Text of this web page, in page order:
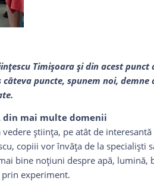
Timişoara şi din acest
puncte, spunem noi,
mai multe domenii
ştiinţa, pe atât de
copiii vor învăţa de la specialişti
bine noţiuni despre apă, lumină,
experiment.